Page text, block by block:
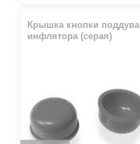
Крышка кнопки поддува
инфлятора (серая)